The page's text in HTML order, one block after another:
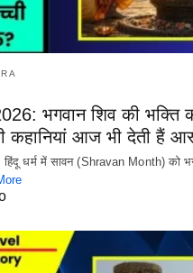
भगवान शिव की भक्ति
कहानियां आज भी देती हैं
धर्म में सावन (Shravan Month) को